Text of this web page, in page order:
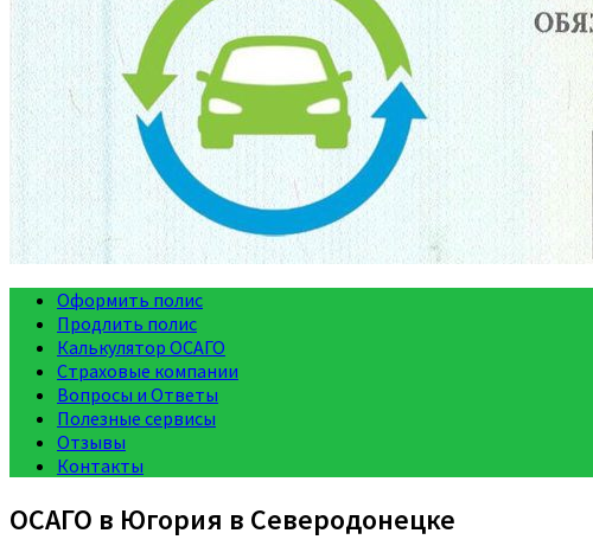
Оформить полис
Продлить полис
Калькулятор ОСАГО
Страховые компании
Вопросы и Ответы
Полезные сервисы
Отзывы
Контакты
ОСАГО в Югория в Северодонецке